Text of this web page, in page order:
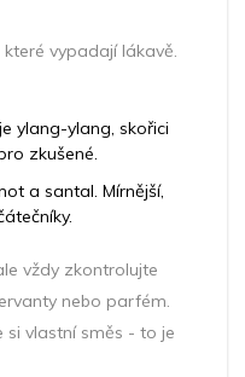
vypadají lákavě.
ylang-ylang, skořici
zkušené.
a santal. Mírnější,
vždy zkontrolujte
nebo parfém.
vlastní směs - to je